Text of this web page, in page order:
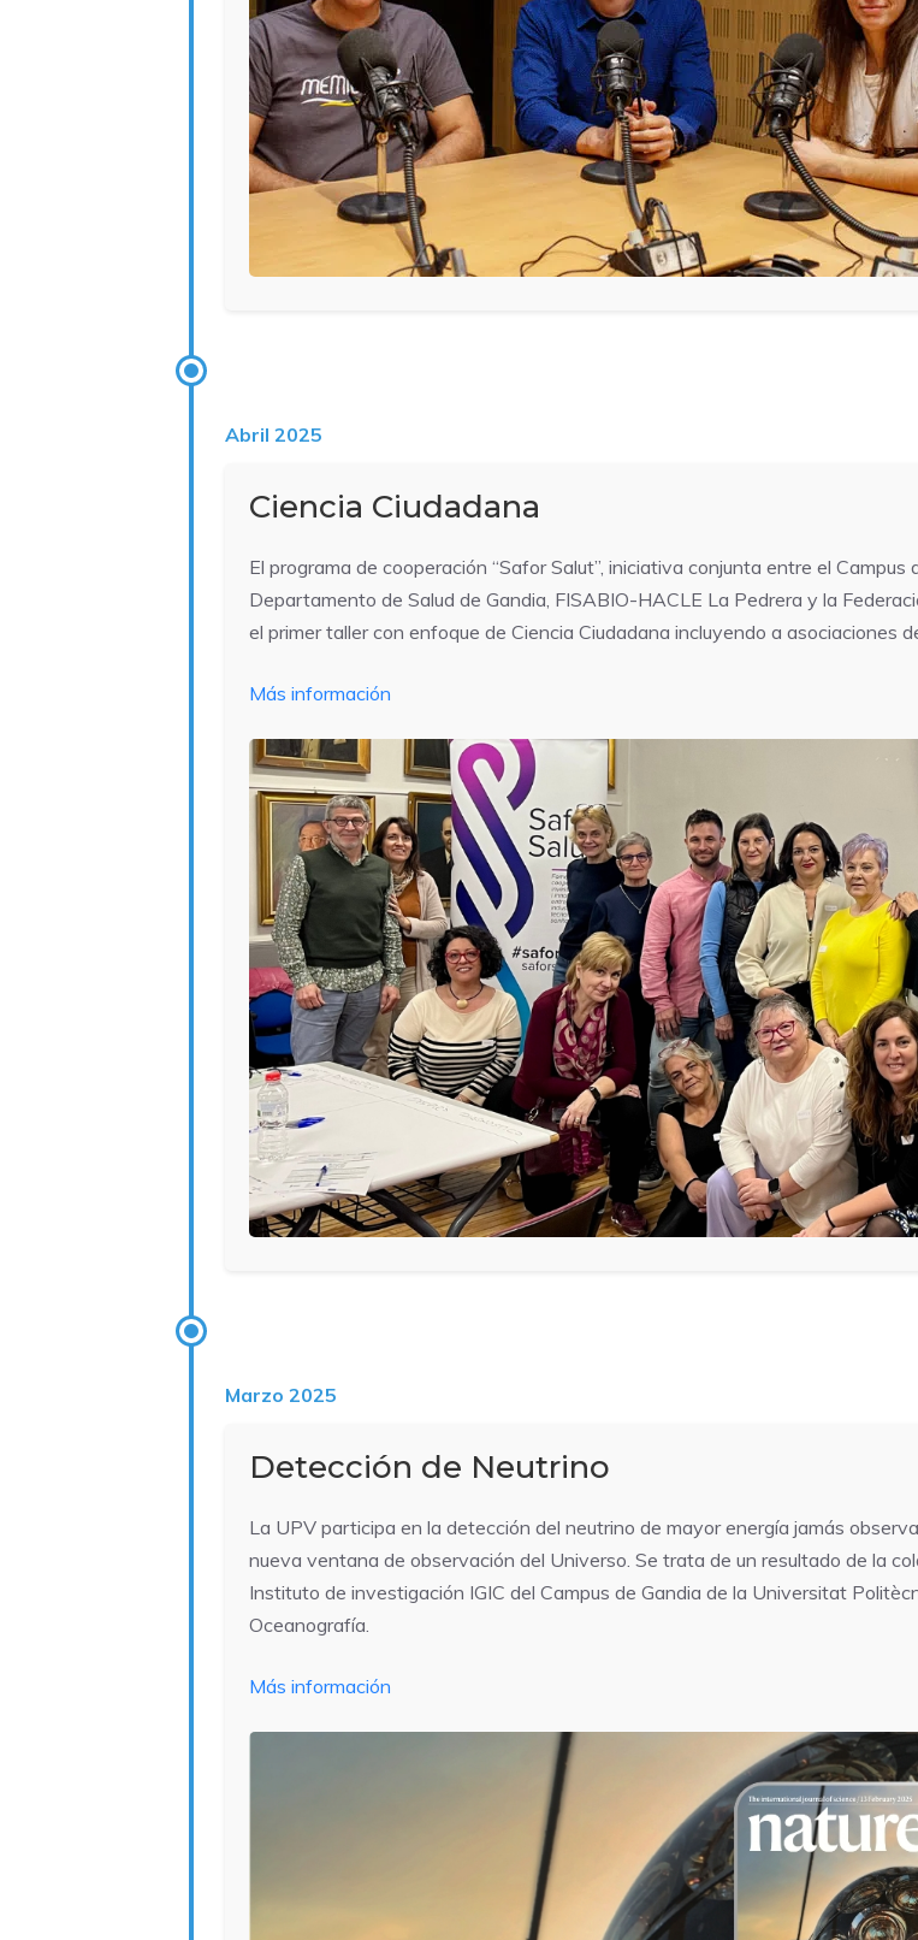
Abril 2025
Ciencia Ciudadana
El programa de cooperación “Safor Salut”, iniciativa conjunta entre el
Departamento de Salud de Gandia, FISABIO-HACLE La Pedrera y la
el primer taller con enfoque de Ciencia Ciudadana incluyendo a asociaciones
Más información
Marzo 2025
Detección de Neutrino
La UPV participa en la detección del neutrino de mayor energía jamás
nueva ventana de observación del Universo. Se trata de un resultado de la
Instituto de investigación IGIC del Campus de Gandia de la Universitat
Oceanografía.
Más información